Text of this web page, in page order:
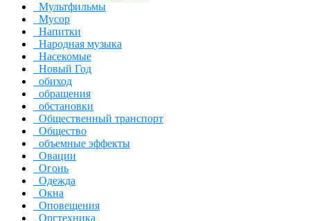
Мультфильмы
Мусор
Напитки
Народная музыка
Насекомые
Новый Год
обиход
обращения
обстановки
Общественный транспорт
Общество
объемные эффекты
Овации
Огонь
Одежда
Окна
Оповещения
Оргтехника